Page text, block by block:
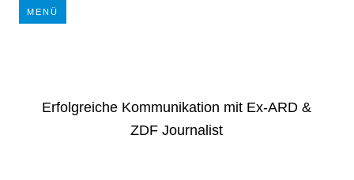
MENÜ
Erfolgreiche Kommunikation mit Ex-ARD &
ZDF Journalist